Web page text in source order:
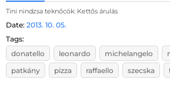
Tini nindzsa teknőcök: Kettős árulás
Date: 2013. 10. 05.
Tags:
donatello
leonardo michelangelo
patkány
pizza raffaello szecska